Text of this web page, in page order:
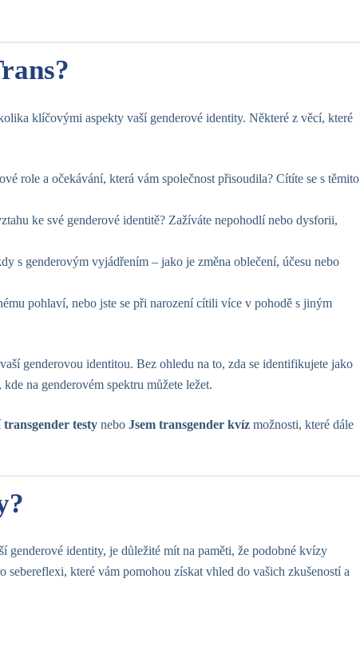
klíčovými aspekty vaší genderové identity. Některé z věcí, které
role a očekávání, která vám společnost přisoudila? Cítíte se s těmito
ke své genderové identitě? Zažíváte nepohodlí nebo dysforii,
s genderovým vyjádřením – jako je změna oblečení, účesu nebo
pohlaví, nebo jste se při narození cítili více v pohodě s jiným
genderovou identitou. Bez ohledu na to, zda se identifikujete jako
na genderovém spektru můžete ležet.
transgender testy nebo Jsem transgender kvíz možnosti, které dále
genderové identity, je důležité mít na paměti, že podobné kvízy
které vám pomohou získat vhled do vašich zkušeností a